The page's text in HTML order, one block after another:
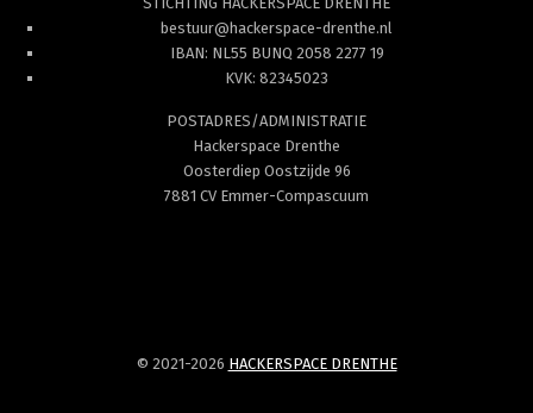
bestuur@hackerspace-drenthe.nl
IBAN: NL55 BUNQ 2058 2277 19
KVK: 82345023
POSTADRES/ADMINISTRATIE
Hackerspace Drenthe
Oosterdiep Oostzijde 96
7881 CV Emmer-Compascuum
© 2021-2026 HACKERSPACE DRENTHE